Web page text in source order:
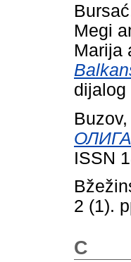
Megi
Marija
dijalog
ISSN
2 (1).
C